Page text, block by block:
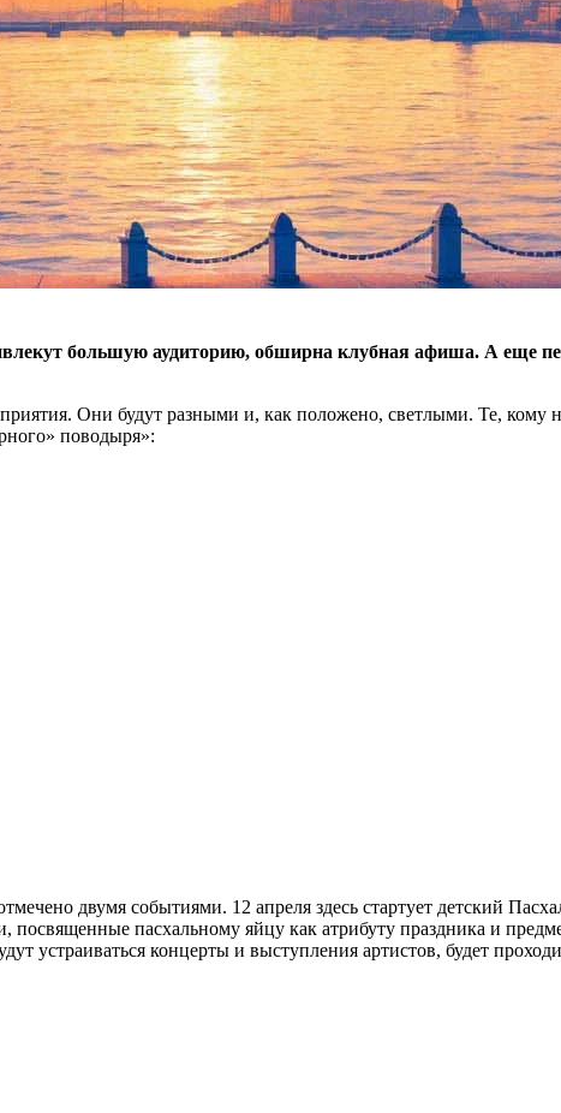
большую аудиторию, обширна клубная афиша. А еще
Они будут разными и, как положено, светлыми. Те, кому
поводыря»:
двумя событиями. 12 апреля здесь стартует детский
пасхальному яйцу как атрибуту праздника и
устраиваться концерты и выступления артистов, будет